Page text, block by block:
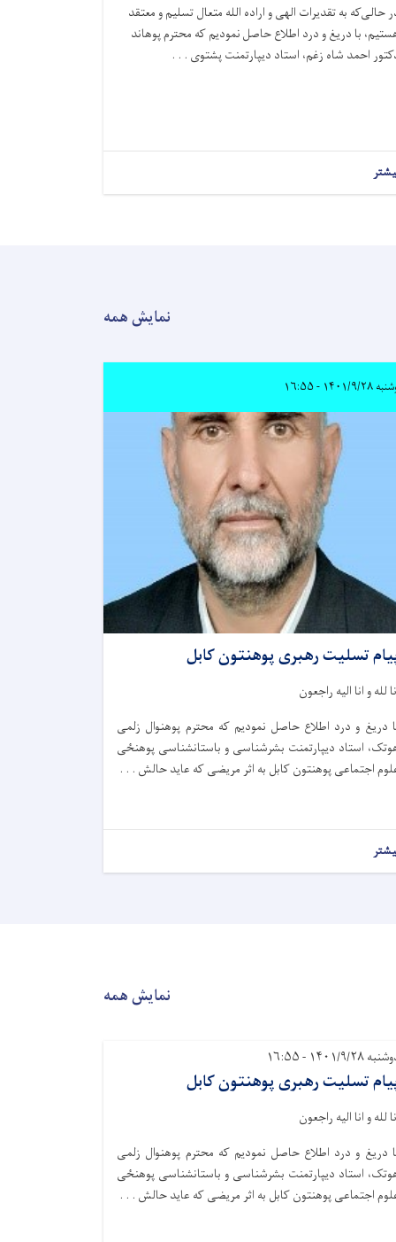
حالی‌که به‌ تقدیرات الهی و اراده الله متعال تسلیم و معتقد
با دریغ و درد اطلاع حاصل نمودیم که محترم‌ پوهاند
احمد شاه زغم، استاد دیپارتمنت پشتوی . . .
نمایش همه
۹/۲۸ - ۱۶:۵۵
تسلیت رهبری پوهنتون کابل
لله و انا الیه راجعون
دریغ و درد اطلاع حاصل نمودیم که محترم‌ پوهنوال زلمی
استاد دیپارتمنت بشرشناسی و باستانشناسی پوهنځی
اجتماعی پوهنتون کابل به اثر مریضی که عاید حالش . . .
نمایش همه
۱۴۰۱/۹/۲۸ - ۱۶:۵۵
تسلیت رهبری پوهنتون کابل
لله و انا الیه راجعون
دریغ و درد اطلاع حاصل نمودیم که محترم‌ پوهنوال زلمی
استاد دیپارتمنت بشرشناسی و باستانشناسی پوهنځی
اجتماعی پوهنتون کابل به اثر مریضی که عاید حالش . . .